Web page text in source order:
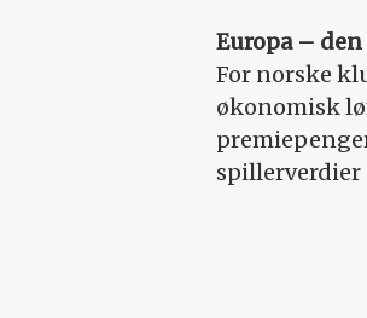
Europa –
For norske
økonomisk